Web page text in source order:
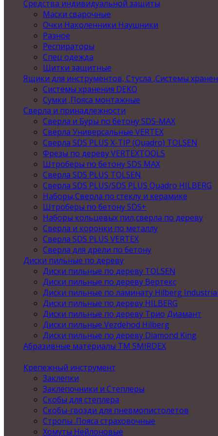
Средства индивидуальной защиты
Маски сварочные
Очки Наколенники Наушники
Разное
Респираторы
Спец одежда
Щитки защитные
Ящики для инструментов, Стусла ,Системы
Системы хранения DEKO
Сумки ,Пояса монтажные
Сверла и принадлежности
Сверла и Буры по бетону SDS-MAX
Сверла Универсальные VERTEX
Сверла SDS PLUS X-TIP (Quadro) TOLSEN
Фрезы по дереву VERTEXTOOLS
Штроберы по бетону SDS MAX
Сверла SDS PLUS TOLSEN
Сверла SDS PLUS/SDS PLUS Quadro HILBERG
Наборы,Сверла по стеклу и керамике
Штроберы по бетону SDS+
Наборы кольцевых пил,сверла по дереву
Сверла и коронки по металлу
Сверла SDS PLUS VERTEX
Сверла для дрели по бетону
Диски пильные по дереву
Диски пильные по дереву TOLSEN
Диски пильные по дереву Вертекс
Диски пильные по ламинату Hilberg
Диски пильные по дереву HILBERG
Диски пильные по дереву Трио Диамант
Диски пильные Vezdehod Hilberg
Диски пильные по дереву Diamond King
Абразивные материалы ТМ SMIRDEX
Крепежный инструмент
Заклепки
Заклепочники и Степлеры
Скобы для степлера
Скобы-гвозди для пневмопистолетов
Стропы .Пояса страховочные
Хомуты Нейлоновые